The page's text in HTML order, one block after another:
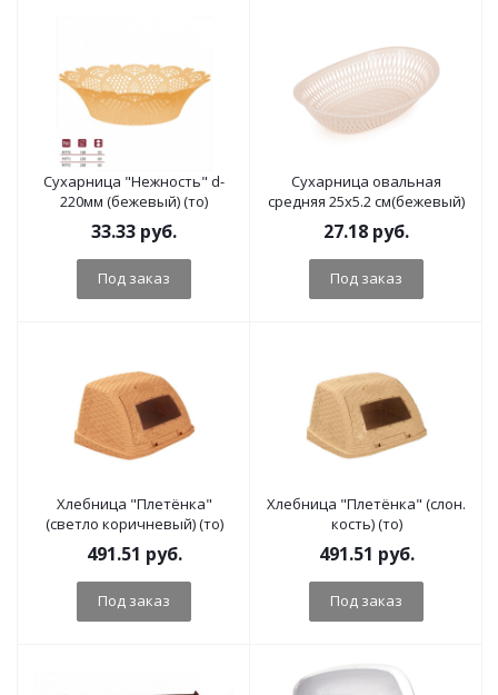
Сухарница "Нежность" d-
220мм (бежевый) (то)
33.33 руб.
Под заказ
Сухарница овальная
средняя 25х5.2 см(бежевый)
27.18 руб.
Под заказ
Хлебница "Плетёнка"
(светло коричневый) (то)
491.51 руб.
Под заказ
Хлебница "Плетёнка" (слон.
кость) (то)
491.51 руб.
Под заказ